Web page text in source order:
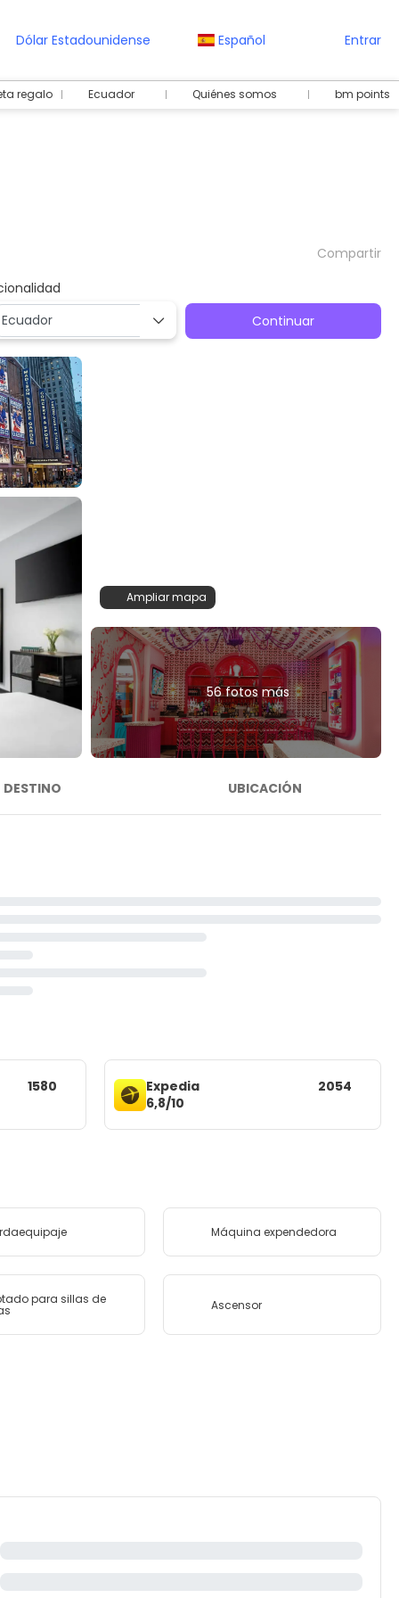
Dólar Estadounidense Español Entrar
regalo Ecuador Quiénes somos bm points
Compartir
Continuar
Ampliar mapa
56 fotos más
DESTINO UBICACIÓN
1580
Expedia
6,8/10
2054
Máquina expendedora
para sillas de Ascensor